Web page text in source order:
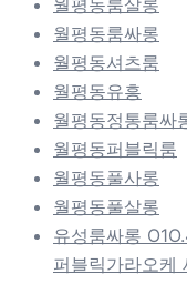
월평동룸싸롱
월평동셔츠룸
월평동유흥
월평동정통룸싸
월평동퍼블릭룸
월평동풀사롱
월평동풀살롱
유성룸싸롱
퍼블릭가라오케